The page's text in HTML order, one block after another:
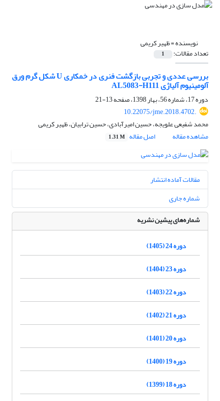
نویسنده =ظهیر کریمی
تعداد مقالات: 1
بررسی عددی و تجربی بازگشت فنری در خمکاری U شکل گرم ورق
آلومینیوم آلیاژی AL5083-H111
دوره 17، شماره 56، بهار 1398، صفحه
13-21
10.22075/jme.2018.4702.
محمد شفیعی علویجه، حسین امیرآبادی، حسین ترابیان، ظهیر کریمی
مشاهده مقاله
اصل مقاله 1.31 M
مقالات آماده انتشار
شماره جاری
شماره‌های پیشین نشریه
دوره 24 (1405)
دوره 23 (1404)
دوره 22 (1403)
دوره 21 (1402)
دوره 20 (1401)
دوره 19 (1400)
دوره 18 (1399)